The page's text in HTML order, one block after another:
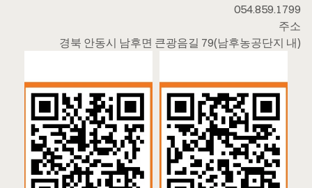
054.859.1799
주소
경북 안동시 남후면 큰광음길 79(남후농공단지 내)